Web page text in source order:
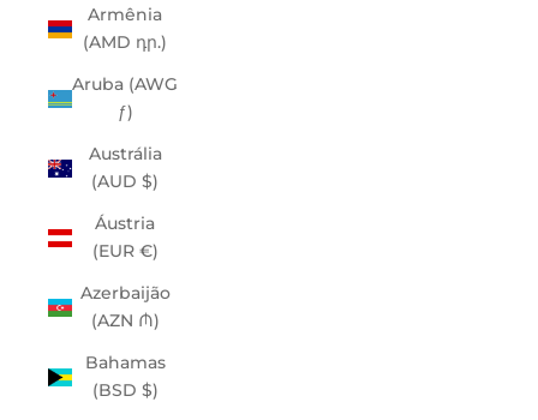
Armênia
(AMD դր.)
Aruba (AWG
ƒ)
Austrália
(AUD $)
Áustria
(EUR €)
Azerbaijão
(AZN ₼)
Bahamas
(BSD $)